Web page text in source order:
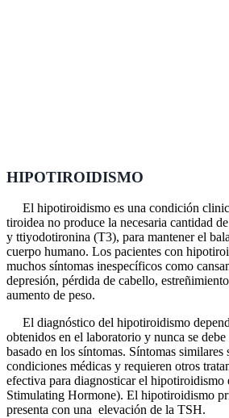
HIPOTIROIDISMO
El hipotiroidismo es una condición
tiroidea no produce la necesaria cantidad
y ttiyodotironina (T3), para mantener el
cuerpo humano. Los pacientes con
muchos síntomas inespecíficos como
depresión, pérdida de cabello,
aumento de peso.
El diagnóstico del hipotiroidismo
obtenidos en el laboratorio y nunca se
basado en los síntomas. Síntomas similares
condiciones médicas y requieren otros
efectiva para diagnosticar el
Stimulating Hormone). El hipotiroidismo
presenta con una elevación de la TSH.